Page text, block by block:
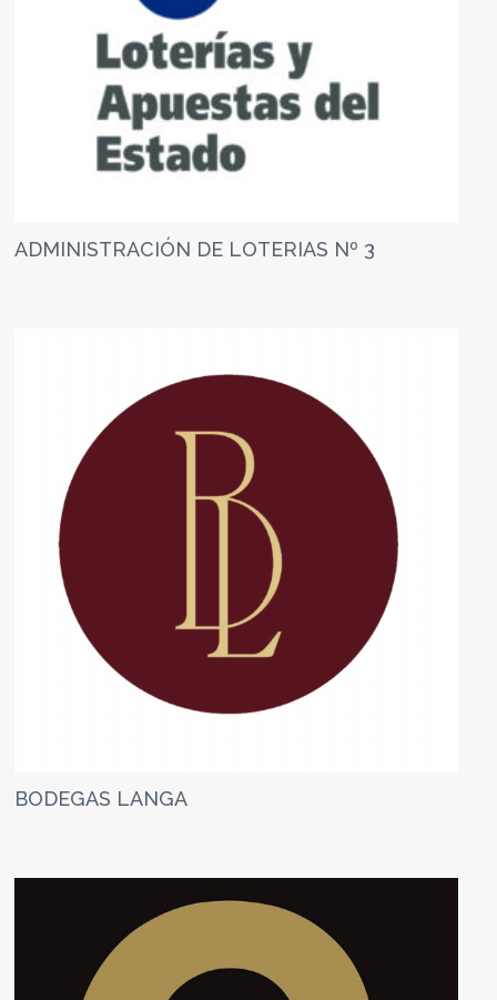
ADMINISTRACIÓN DE LOTERIAS Nº 3
BODEGAS LANGA